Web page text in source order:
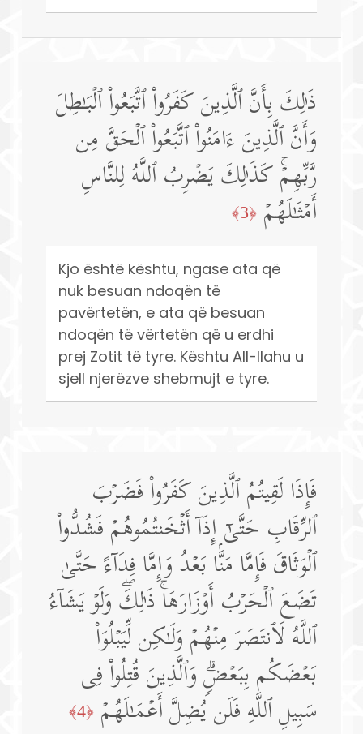
ذَ ٰ⁠لِكَ بِأَنَّ ٱلَّذِینَ كَفَرُوا۟ ٱتَّبَعُوا۟ ٱلۡبَـٰطِلَ
وَأَنَّ ٱلَّذِینَ ءَامَنُوا۟ ٱتَّبَعُوا۟ ٱلۡحَقَّ مِن
رَّبِّهِمۡۚ كَذَ ٰ⁠لِكَ یَضۡرِبُ ٱللَّهُ لِلنَّاسِ
أَمۡثَـٰلَهُمۡ ﴿3﴾
Kjo është kështu, ngase ata që
nuk besuan ndoqën të
pavërtetën, e ata që besuan
ndoqën të vërtetën që u erdhi
prej Zotit të tyre. Kështu All-llahu u
sjell njerëzve shebmujt e tyre.
فَإِذَا لَقِیتُمُ ٱلَّذِینَ كَفَرُوا۟ فَضَرۡبَ
ٱلرِّقَابِ حَتَّىٰۤ إِذَاۤ أَثۡخَنتُمُوهُمۡ فَشُدُّوا۟
ٱلۡوَثَاقَ فَإِمَّا مَنَّۢا بَعۡدُ وَإِمَّا فِدَاۤءً حَتَّىٰ
تَضَعَ ٱلۡحَرۡبُ أَوۡزَارَهَاۚ ذَ ٰ⁠لِكَۖ وَلَوۡ یَشَاۤءُ
ٱللَّهُ لَٱنتَصَرَ مِنۡهُمۡ وَلَـٰكِن لِّیَبۡلُوَا۟
بَعۡضَكُم بِبَعۡضࣲۗ وَٱلَّذِینَ قُتِلُوا۟ فِی
سَبِیلِ ٱللَّهِ فَلَن یُضِلَّ أَعۡمَـٰلَهُمۡ ﴿4﴾